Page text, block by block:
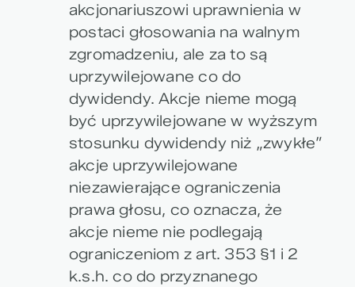
akcjonariuszowi uprawnienia w
postaci głosowania na walnym
zgromadzeniu, ale za to są
uprzywilejowane co do
dywidendy. Akcje nieme mogą
być uprzywilejowane w wyższym
stosunku dywidendy niż „zwykłe”
akcje uprzywilejowane
niezawierające ograniczenia
prawa głosu, co oznacza, że
akcje nieme nie podlegają
ograniczeniom z art. 353 §1 i 2
k.s.h. co do przyznanego